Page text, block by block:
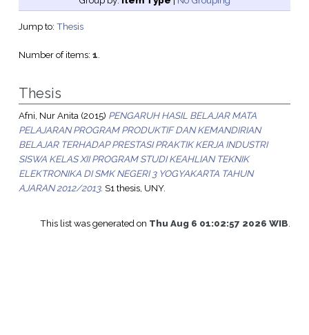
Jump to: Thesis
Number of items: 1.
Thesis
Afni, Nur Anita(2015) PENGARUH HASIL BELAJAR MATA
PELAJARAN PROGRAM PRODUKTIF DAN KEMANDIRIAN
BELAJAR TERHADAP PRESTASI PRAKTIK KERJA INDUSTRI
SISWA KELAS XII PROGRAM STUDI KEAHLIAN TEKNIK
ELEKTRONIKA DI SMK NEGERI 3 YOGYAKARTA TAHUN
AJARAN 2012/2013. S1 thesis, UNY.
This list was generated on Thu Aug 6 01:02:57 2026 WIB.